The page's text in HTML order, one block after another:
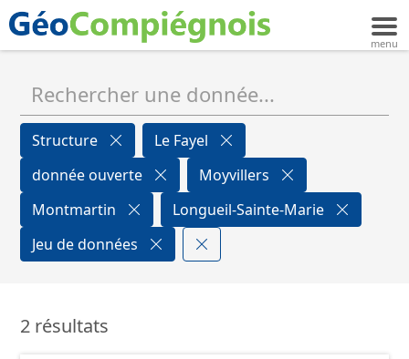
Structure
Le Fayel
donnée ouverte
Moyvillers
Montmartin
Longueil-Sainte-Marie
Jeu de données
2 résultats